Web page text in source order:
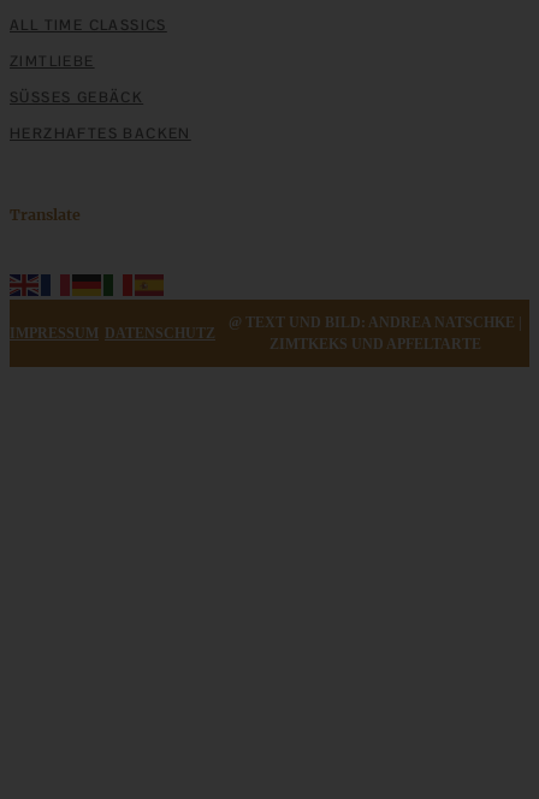
Meine 12 besten Geschenke aus der Küche – einfach und
gelingsicher
ALL TIME CLASSICS
ZIMTLIEBE
SÜSSES GEBÄCK
HERZHAFTES BACKEN
Translate
IMPRESSUM DATENSCHUTZ
@ TEXT UND BILD: ANDREA NATSCHKE |
ZIMTKEKS UND APFELTARTE